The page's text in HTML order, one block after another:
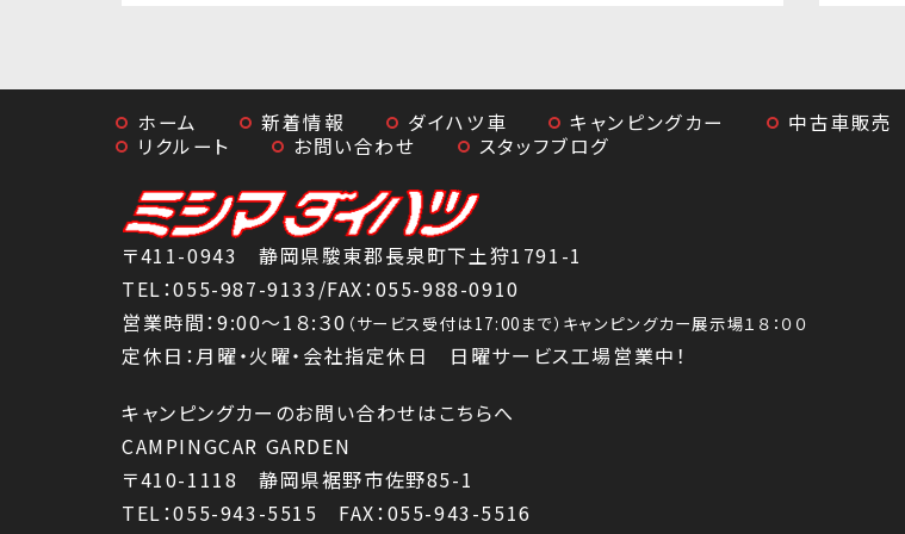
ホーム 新着情報 ダイハツ車 キャンピングカー 中古車販売
リクルート
お問い合わせ スタッフブログ
〒411-0943 静岡県駿東郡長泉町下土狩1791-1
TEL：055-987-9133/FAX：055-988-0910
営業時間：9:00～1８:３0 （サービス受付は17:00まで）キャンピングカー展示場１８：００
定休日：月曜・火曜・会社指定休日 日曜サービス工場営業中！
キャンピングカーのお問い合わせはこちらへ
CAMPINGCAR GARDEN
〒410-1118 静岡県裾野市佐野85-1
TEL：055-943-5515 FAX：055-943-5516